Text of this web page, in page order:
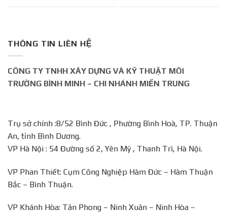
THÔNG TIN LIÊN HỆ
CÔNG TY TNHH XÂY DỰNG VÀ KỸ THUẬT MÔI
TRƯỜNG BÌNH MINH – CHI NHÁNH MIỀN TRUNG
Trụ sở chính :8/52 Bình Đức , Phường Bình Hoà, TP. Thuận
An, tỉnh Bình Dương.
VP Hà Nội : 54 Đường số 2, Yên Mỹ , Thanh Trì, Hà Nội.
VP Phan Thiết: Cụm Công Nghiệp Hàm Đức – Hàm Thuận
Bắc – Bình Thuận.
VP Khánh Hòa: Tân Phong – Ninh Xuân – Ninh Hòa –